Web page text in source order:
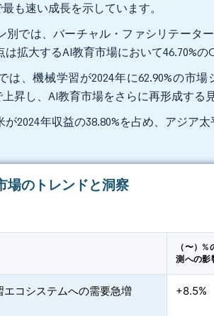
最も速い成長を示しています。
別では、バーチャル・ファシリテータ
拡大するAI教育市場において46.70%の
は、機械学習が2024年に62.90%の市
上昇し、AI教育市場をさらに再形成する
2024年収益の38.80%を占め、アジア
場のトレンドと洞察
（〜）
測への影
コシステムへの需要急増 +8.5%